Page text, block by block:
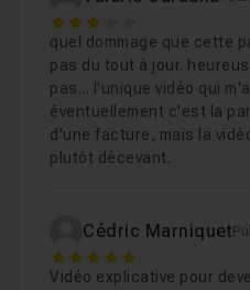
avec les autres apprenants
répondre à vos questions.
Leçon 8 Le régime
Leçon 9 La CFE
Leçon 10 Les aides
Chapitre 3 : Gestion de
3
quel dommage que cette
pas du tout à jour.
pas... l'unique vidéo qui
éventuellement c'est la
d'une facture, mais la
plutôt décevant.
Cédric Marniquet
5
Vidéo explicative pour